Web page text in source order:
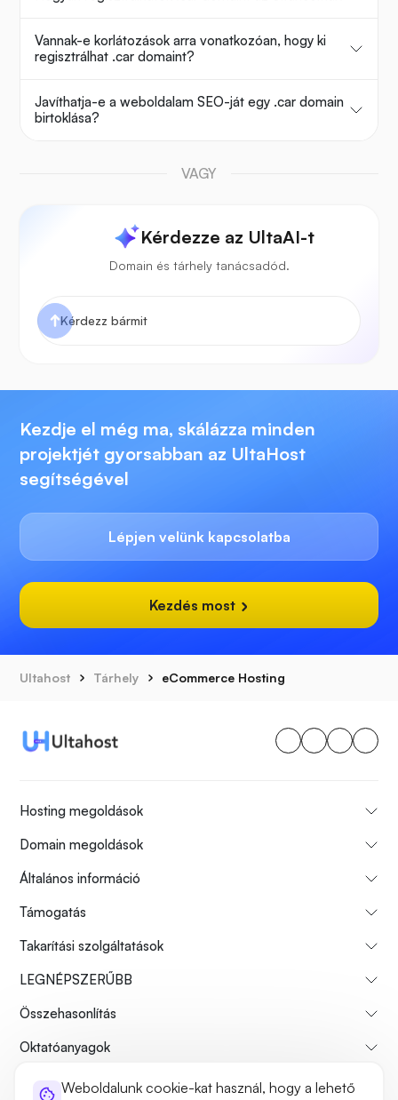
Weboldalunk cookie-kat használ, hogy a lehető
Vannak-e korlátozások arra vonatkozóan, hogy ki
regisztrálhat .car domaint?
Javíthatja-e a weboldalam SEO-ját egy .car domain
birtoklása?
VAGY
Kérdezze az UltaAI-t
Domain és tárhely tanácsadód.
Kezdje el még ma, skálázza minden
projektjét gyorsabban az UltaHost
segítségével
Lépjen velünk kapcsolatba
Kezdés most
Ultahost Tárhely eCommerce Hosting
Hosting megoldások
Domain megoldások
Általános információ
Támogatás
Takarítási szolgáltatások
LEGNÉPSZERŰBB
Összehasonlítás
Oktatóanyagok